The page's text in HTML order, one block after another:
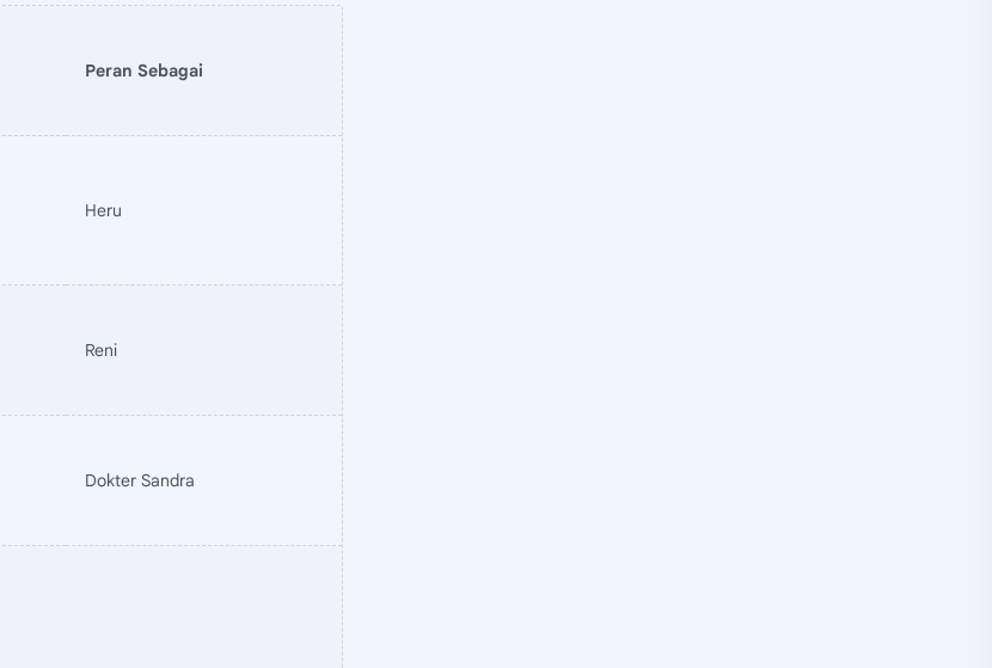
Peran Sebagai
Heru
Reni
Dokter Sandra